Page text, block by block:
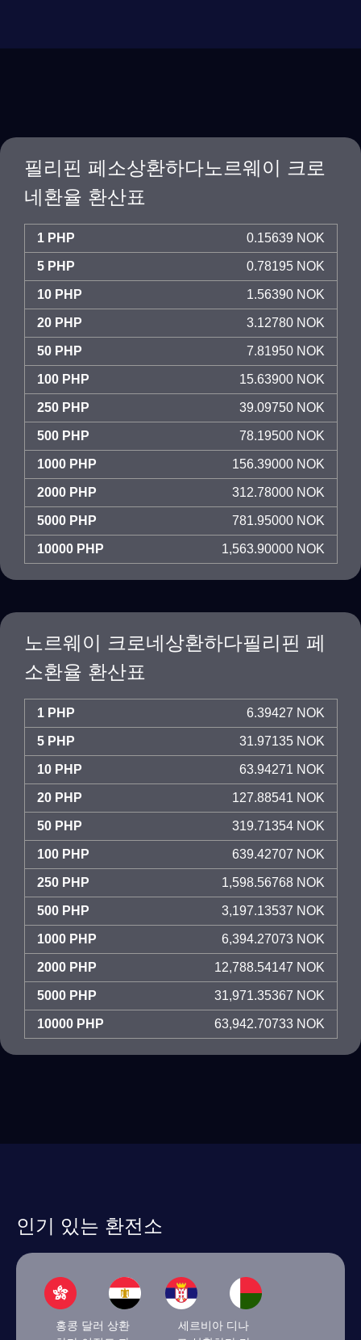
필리핀 페소상환하다노르웨이 크로
네환율 환산표
1 PHP 0.15639 NOK
5 PHP 0.78195 NOK
10 PHP 1.56390 NOK
20 PHP 3.12780 NOK
50 PHP 7.81950 NOK
100 PHP 15.63900 NOK
250 PHP 39.09750 NOK
500 PHP 78.19500 NOK
1000 PHP 156.39000 NOK
2000 PHP 312.78000 NOK
5000 PHP 781.95000 NOK
10000 PHP 1,563.90000 NOK
노르웨이 크로네상환하다필리핀 페
소환율 환산표
1 PHP 6.39427 NOK
5 PHP 31.97135 NOK
10 PHP 63.94271 NOK
20 PHP 127.88541 NOK
50 PHP 319.71354 NOK
100 PHP 639.42707 NOK
250 PHP 1,598.56768 NOK
500 PHP 3,197.13537 NOK
1000 PHP 6,394.27073 NOK
2000 PHP 12,788.54147 NOK
5000 PHP 31,971.35367 NOK
10000 PHP 63,942.70733 NOK
인기 있는 환전소
홍콩 달러 상환
세르비아 디나